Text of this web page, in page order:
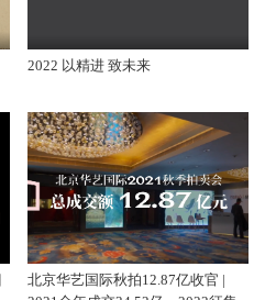
2022 以精进 致未来
北京华艺国际秋拍12.87亿收官 |